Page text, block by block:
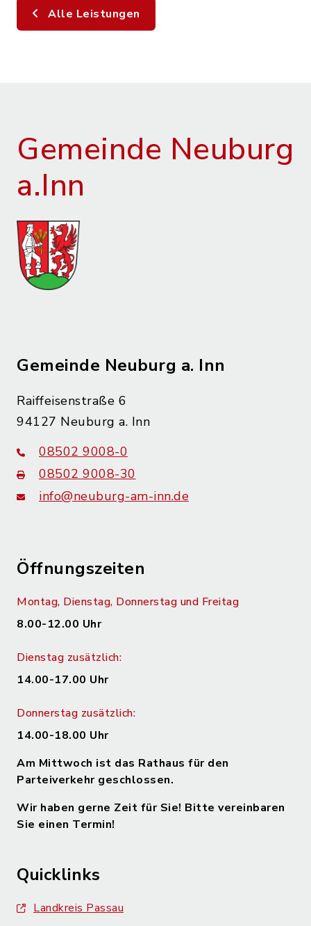
Alle Leistungen
Gemeinde Neuburg
a.Inn
Gemeinde Neuburg a. Inn
Raiffeisenstraße 6
94127 Neuburg a. Inn
08502 9008-0
08502 9008-30
info@neuburg-am-inn.de
Öffnungszeiten
Montag, Dienstag, Donnerstag und Freitag
8.00-12.00 Uhr
Dienstag zusätzlich:
14.00-17.00 Uhr
Donnerstag zusätzlich:
14.00-18.00 Uhr
Am Mittwoch ist das Rathaus für den
Parteiverkehr geschlossen.
Wir haben gerne Zeit für Sie! Bitte vereinbaren
Sie einen Termin!
Quicklinks
Landkreis Passau